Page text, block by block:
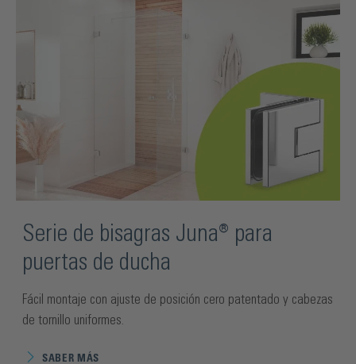
Serie de bisagras Juna® para
puertas de ducha
Fácil montaje con ajuste de posición cero patentado y cabezas
de tornillo uniformes.
SABER MÁS